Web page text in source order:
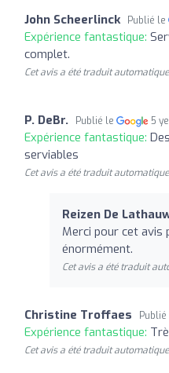
John Scheerlinck Publié le
Expérience fantastique:
complet.
Cet avis a été traduit
P. DeBr. Publié le 5
Expérience fantastique:
serviables
Cet avis a été traduit
Reizen De
Merci pour cet avis
énormément.
Cet avis a été traduit
Christine Troffaes Publié
Expérience fantastique:
Cet avis a été traduit